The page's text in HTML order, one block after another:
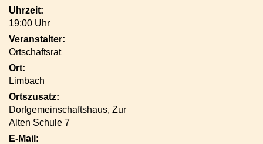
Uhrzeit:
19:00 Uhr
Veranstalter:
Ortschaftsrat
Ort:
Limbach
Ortszusatz:
Dorfgemeinschaftshaus, Zur
Alten Schule 7
E-Mail: